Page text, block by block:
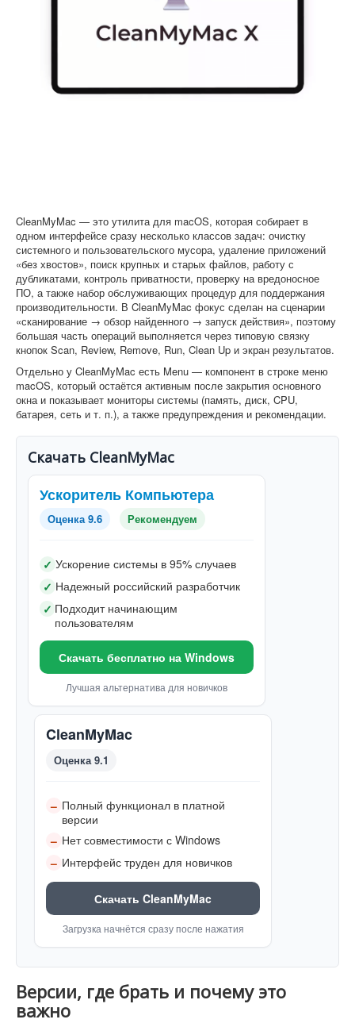
CleanMyMac — это утилита для macOS, которая собирает в
одном интерфейсе сразу несколько классов задач: очистку
системного и пользовательского мусора, удаление приложений
«без хвостов», поиск крупных и старых файлов, работу с
дубликатами, контроль приватности, проверку на вредоносное
ПО, а также набор обслуживающих процедур для поддержания
производительности. В CleanMyMac фокус сделан на сценарии
«сканирование → обзор найденного → запуск действия», поэтому
большая часть операций выполняется через типовую связку
кнопок Scan, Review, Remove, Run, Clean Up и экран результатов.
Отдельно у CleanMyMac есть Menu — компонент в строке меню
macOS, который остаётся активным после закрытия основного
окна и показывает мониторы системы (память, диск, CPU,
батарея, сеть и т. п.), а также предупреждения и рекомендации.
Скачать CleanMyMac
Ускоритель Компьютера
Оценка 9.6 Рекомендуем
✓ Ускорение системы в 95% случаев
✓ Надежный российский разработчик
✓ Подходит начинающим
пользователям
Скачать бесплатно на Windows
Лучшая альтернатива для новичков
CleanMyMac
Оценка 9.1
– Полный функционал в платной
версии
– Нет совместимости с Windows
– Интерфейс труден для новичков
Скачать CleanMyMac
Загрузка начнётся сразу после нажатия
Версии, где брать и почему это
важно